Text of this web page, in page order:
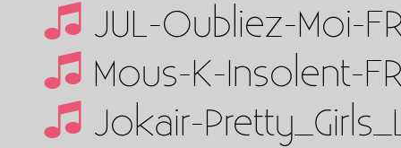
JUL-Oubliez-Moi-
Mous-K-Insolent-
Jokair-